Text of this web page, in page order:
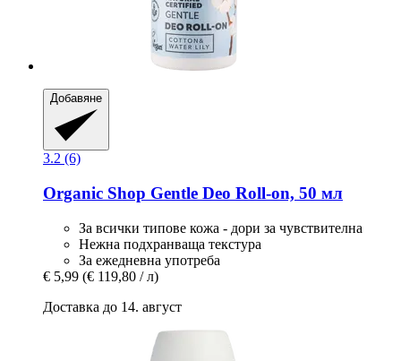
Добавяне
3.2 (6)
Organic Shop Gentle Deo Roll-​on, 50 мл
За всички типове кожа - дори за чувствителна
Нежна подхранваща текстура
За ежедневна употреба
€ 5,99 (€ 119,80 / л)
Доставка до 14. август